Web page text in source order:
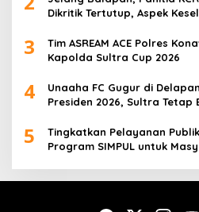
Dikritik Tertutup, Aspek
3
Tim ASREAM ACE Polres
Kapolda Sultra Cup 2026
4
Unaaha FC Gugur di
Presiden 2026, Sultra Tetap
5
Tingkatkan Pelayanan
Program SIMPUL untuk